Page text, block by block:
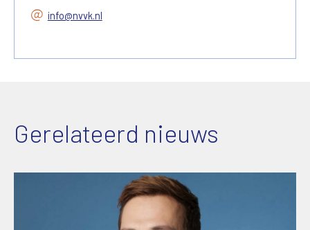
info@nvvk.nl
Gerelateerd nieuws